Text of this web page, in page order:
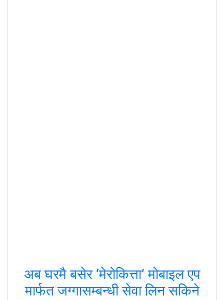
अब घरमै बसेर ‘मेरोकित्ता’ मोबाइल एप
मार्फत जग्गासम्बन्धी सेवा लिन सकिने